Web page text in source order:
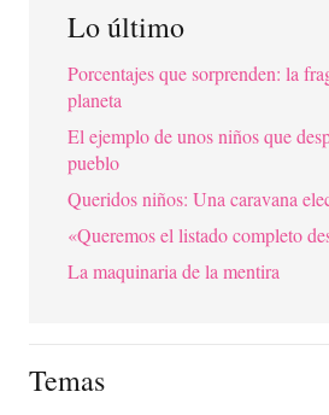
Lo último
Porcentajes que sorprenden: la
planeta
El ejemplo de unos niños que
pueblo
Queridos niños: Una caravana
«Queremos el listado completo
La maquinaria de la mentira
Temas